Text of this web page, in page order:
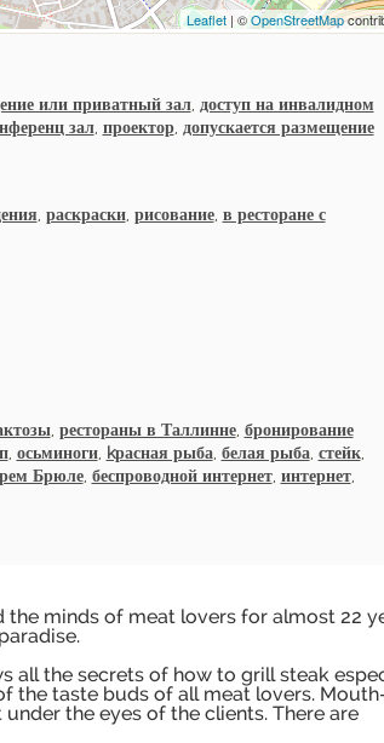
Leaflet| ©OpenStreetMap
или приватный зал, доступ на инвалидном
зал, проектор, допускается размещение
, раскраски, рисование, в ресторане с
, рестораны в Таллинне, бронирование
, осьминоги, kрасная рыба, белая рыба, стейк,
Брюле, беспроводной интернет, интернет,
minds of meat lovers for almost 22
all the secrets of how to grill steak
the taste buds of all meat lovers.
the eyes of the clients. There are